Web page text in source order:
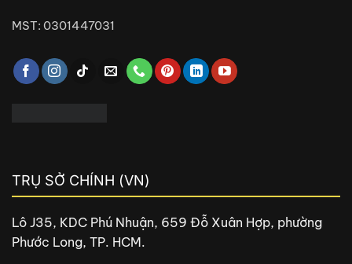
MST: 0301447031
TRỤ SỞ CHÍNH (VN)
Lô J35, KDC Phú Nhuận, 659 Đỗ Xuân Hợp, phường
Phước Long, TP. HCM.